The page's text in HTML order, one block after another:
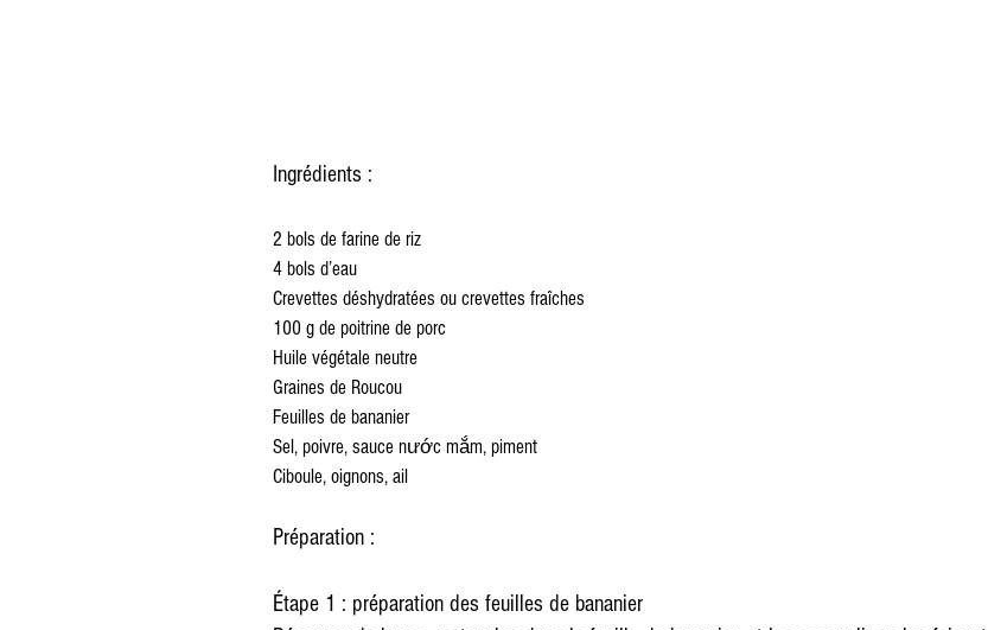
Ingrédients :
2 bols de farine de riz
4 bols d’eau
Crevettes déshydratées ou crevettes fraîches
100 g de poitrine de porc
Huile végétale neutre
Graines de Roucou
Feuilles de bananier
Sel, poivre, sauce nước mắm, piment
Ciboule, oignons, ail
Préparation :
Étape 1 : préparation des feuilles de bananier